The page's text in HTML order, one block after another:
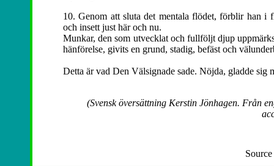
10. Genom att sluta det mentala flödet, förblir han i
och insett just här och nu.
Munkar, den som utvecklat och fullföljt djup
hänförelse, givits en grund, stadig, befäst och
Detta är vad Den Välsignade sade. Nöjda, gladde sig
(Svensk översättning Kerstin Jönhagen. Från